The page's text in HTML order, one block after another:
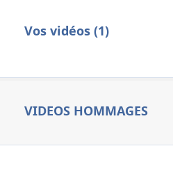
Vos vidéos (1)
VIDEOS HOMMAGES